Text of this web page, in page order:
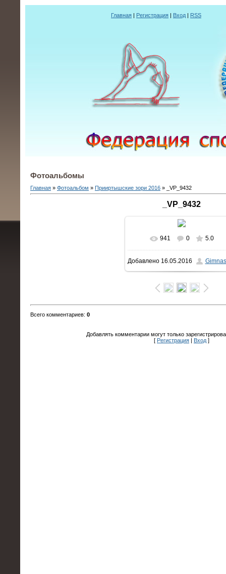
Главная | Регистрация | Вход | RSS
Фотоальбомы
Главная » Фотоальбом » Прииртышские зори 2016 » _VP_9432
_VP_9432
В реальном размере
1500x1000/ 1010.6Kb
941 0 5.0
Добавлено16.05.2016
Всего комментариев: 0
Добавлять комментарии могут только
[ Регистрация Вход]